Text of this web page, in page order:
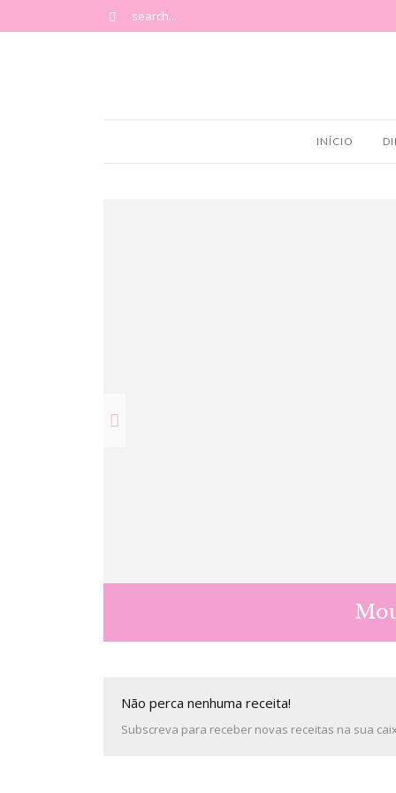
INÍCIO
Não perca nenhuma receita!
Subscreva para receber novas receitas na sua